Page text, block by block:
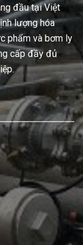
đầu tại Việt
lượng hóa
phẩm và bơm ly
cấp đầy đủ